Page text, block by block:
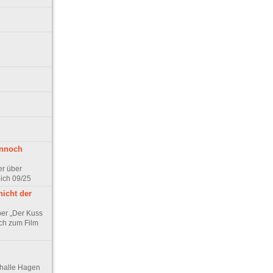
über
09/25
der
„Der Kuss
zum Film
Hagen